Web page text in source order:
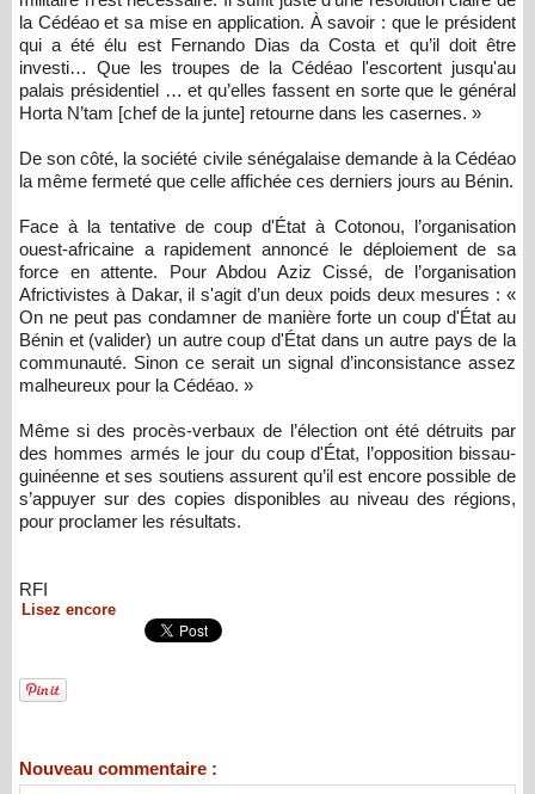
la Cédéao et sa mise en application. À savoir : que le président
qui a été élu est Fernando Dias da Costa et qu’il doit être
investi… Que les troupes de la Cédéao l'escortent jusqu'au
palais présidentiel … et qu’elles fassent en sorte que le général
Horta N’tam [chef de la junte] retourne dans les casernes. »
De son côté, la société civile sénégalaise demande à la Cédéao
la même fermeté que celle affichée ces derniers jours au Bénin.
Face à la tentative de coup d'État à Cotonou, l’organisation
ouest-africaine a rapidement annoncé le déploiement de sa
force en attente. Pour Abdou Aziz Cissé, de l’organisation
Africtivistes à Dakar, il s'agit d’un deux poids deux mesures : «
On ne peut pas condamner de manière forte un coup d'État au
Bénin et (valider) un autre coup d'État dans un autre pays de la
communauté. Sinon ce serait un signal d’inconsistance assez
malheureux pour la Cédéao. »
Même si des procès-verbaux de l’élection ont été détruits par
des hommes armés le jour du coup d'État, l’opposition bissau-
guinéenne et ses soutiens assurent qu’il est encore possible de
s’appuyer sur des copies disponibles au niveau des régions,
pour proclamer les résultats.
RFI
Lisez encore
Nouveau commentaire :